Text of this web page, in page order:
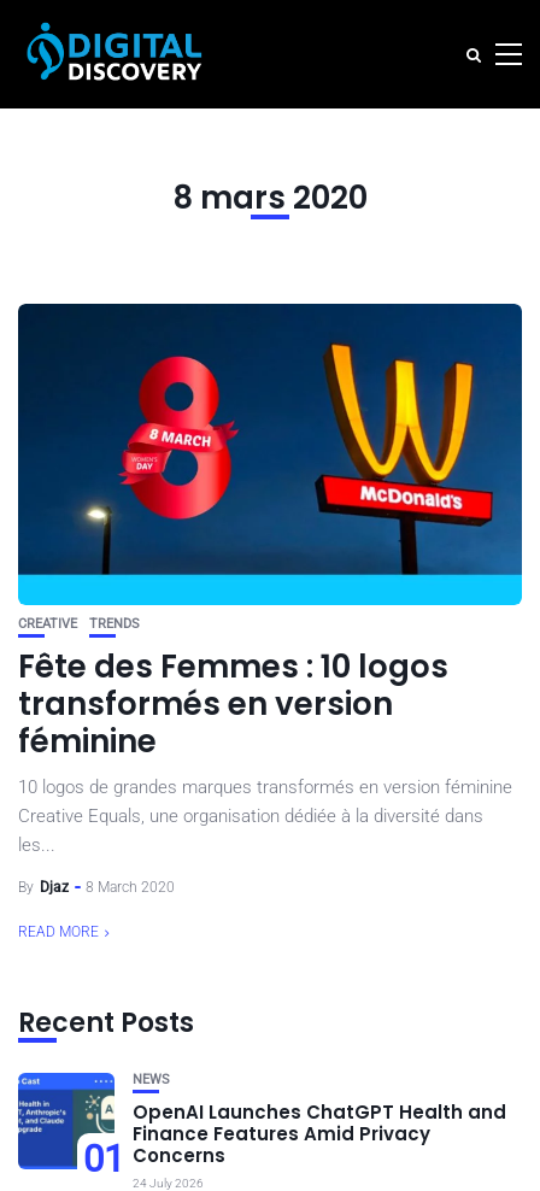
8 mars 2020
CREATIVE TRENDS
Fête des Femmes : 10 logos
transformés en version
féminine
10 logos de grandes marques transformés en version féminine
Creative Equals, une organisation dédiée à la diversité dans
les...
By Djaz 8 March 2020
READ MORE
Recent Posts
01
NEWS
OpenAI Launches ChatGPT Health and
Finance Features Amid Privacy
Concerns
24 July 2026